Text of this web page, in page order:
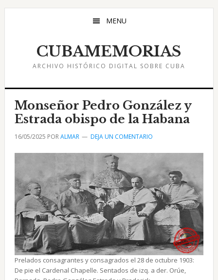
Saltar
Saltar
Saltar
MENU
CUBAMEMORIAS
ARCHIVO HISTÓRICO DIGITAL SOBRE CUBA
Monseñor Pedro González y
Estrada obispo de la Habana
16/05/2025 PORALMAR DEJA UN COMENTARIO
Prelados consagrantes y consagrados el 28 de octubre 1903:
De pie el Cardenal Chapelle. Sentados de izq. a der. Orúe,